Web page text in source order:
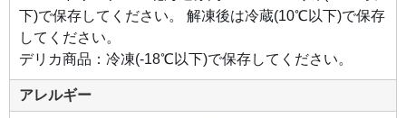
のあ
る本
格的
な味
わい
りま
し
た。
下)で保存してください。 解凍後は冷蔵(10℃以下)で保存
してください。
デリカ商品：冷凍(-18℃以下)で保存してください。
アレルギー